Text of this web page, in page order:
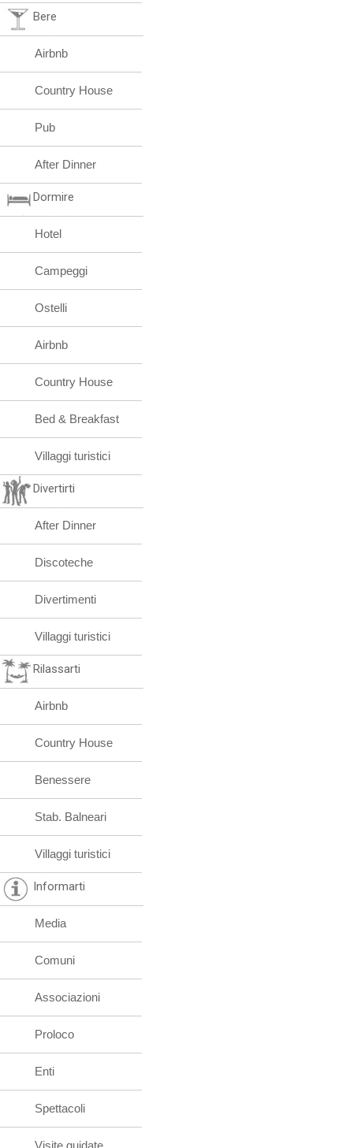
Bere
Airbnb
Country House
Pub
After Dinner
Dormire
Hotel
Campeggi
Ostelli
Airbnb
Country House
Bed & Breakfast
Villaggi turistici
Divertirti
After Dinner
Discoteche
Divertimenti
Villaggi turistici
Rilassarti
Airbnb
Country House
Benessere
Stab. Balneari
Villaggi turistici
Informarti
Media
Comuni
Associazioni
Proloco
Enti
Spettacoli
Visite guidate